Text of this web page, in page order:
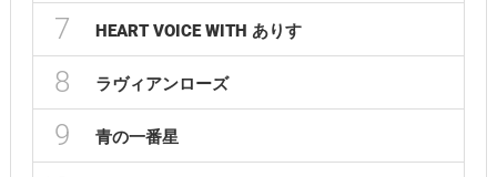
7 HEART VOICE WITH ありす
8 ラヴィアンローズ
9 青の一番星